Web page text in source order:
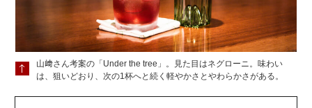
山﨑さん考案の「Under the tree」。見た目はネグローニ。味わい
は、狙いどおり、次の1杯へと続く軽やかさとやわらかさがある。